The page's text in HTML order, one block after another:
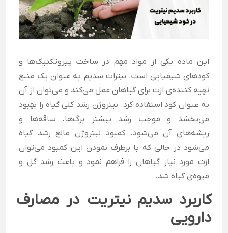
این ماده یکی از مواد مهم در ساخت پیروتکنیک‌ها و
کودهای شیمیایی است. نیترات سدیم به عنوان یک منبع
تهیه کننده‌‌ی ازت برای گیاهان عمل می‌کند و می‌توان از آن
به عنوان کود استفاده کرد. نیتروژن رشد کلی گیاه را بهبود
می‌بخشد و موجب رشد بیشتر برگ‌ها، ساقه‌ها و
ریشه‌های آن می‌شود. کمبود نیتروژن مانع رشد گیاه
می‌شود در حالی که با برطرف نمودن این کمبود می‌توان
ازت مورد نیاز گیاهان را فراهم نمود و باعث رشد گل و
میوه‌ی گیاه شد.
کاربرد سدیم نیتریت در مصارف
دارویی